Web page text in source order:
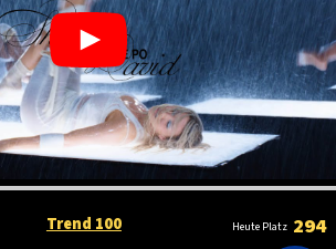
Trend 100 Heute Platz 294